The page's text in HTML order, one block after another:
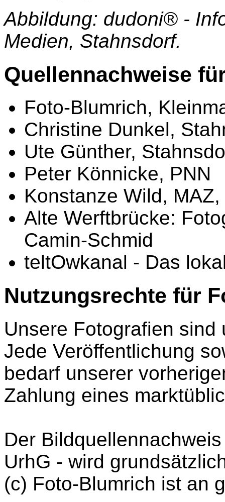
Abbildung: dudoni® -
Medien, Stahnsdorf.
Quellennachweise
Foto-Blumrich,
Christine Dunkel,
Ute Günther,
Peter Könnicke, PNN
Konstanze Wild,
Alte Werftbrücke:
Camin-Schmid
teltOwkanal - Das
Nutzungsrechte für
Unsere Fotografien
Jede Veröffentlichung
bedarf unserer
Zahlung eines
Der
UrhG - wird
(c) Foto-Blumrich ist an